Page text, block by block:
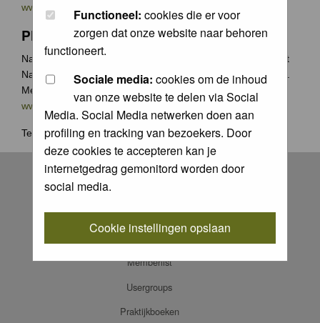
Functioneel: cookies die er voor
zorgen dat onze website naar behoren
functioneert.
Sociale media: cookies om de inhoud
van onze website te delen via Social
Media. Social Media netwerken doen aan
profiling en tracking van bezoekers. Door
deze cookies te accepteren kan je
internetgedrag gemonitord worden door
social media.
Cookie instellingen opslaan
www.groenecamera.nl
Photochallenge
Naast de jaarlijkse Groene Camera wedstrijden organiseert
Natuurfotografie.nl vaak photochallenges met leuke prijzen.
Meer weten? Ga naar
www.natuurfotografie.nl/rubrieken/photo-challenge/
Terug naarhome.
Register
FAQ
Memberlist
Usergroups
Praktijkboeken